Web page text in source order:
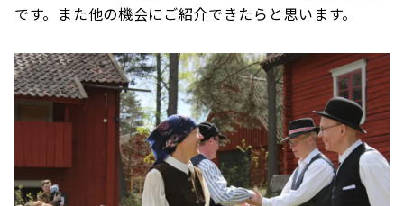
です。また他の機会にご紹介できたらと思います。